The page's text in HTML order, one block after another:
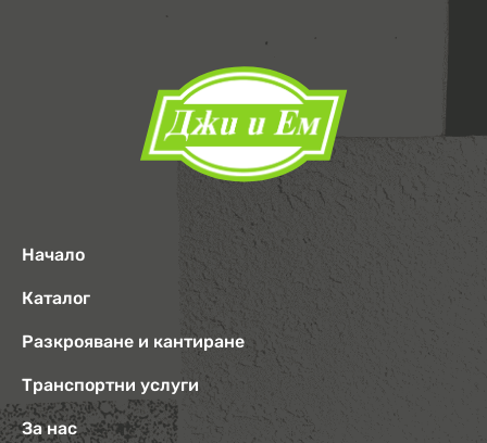
Начало
Каталог
Разкрояване и кантиране
Транспортни услуги
За нас